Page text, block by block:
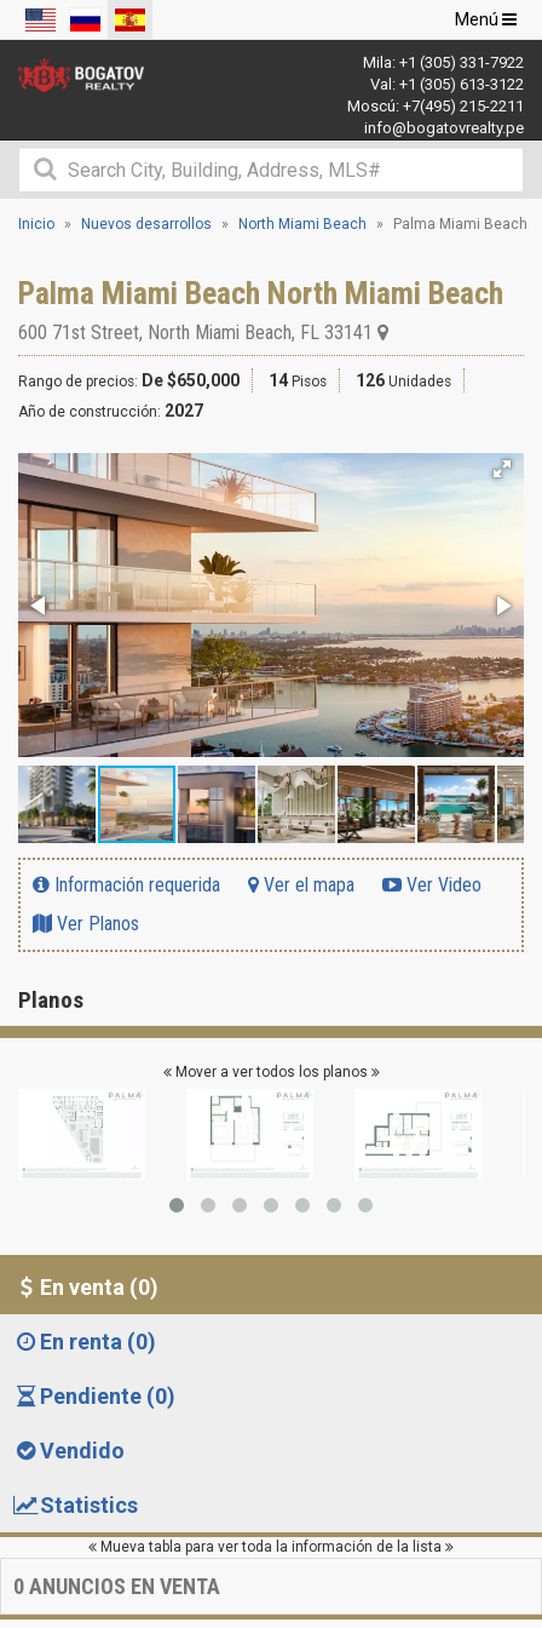
Navegación
de
palanca
Menú
Mila: +1 (305) 331-7922
Val: +1 (305) 613-3122
Moscú: +7(495) 215-2211
info@bogatovrealty.pe
Inicio Nuevos desarrollos North Miami Beach Palma Miami Beach
Palma Miami Beach North Miami Beach
600 71st Street, North Miami Beach, FL 33141
Rango de precios: De $650,000 14 Pisos 126 Unidades
Año de construcción: 2027
Información requerida Ver el mapa
Ver Video
Ver Planos
Planos
Mover a ver todos los planos
En venta (0)
En renta (0)
Pendiente (0)
Vendido
Statistics
Mueva tabla para ver toda la información de la lista
0ANUNCIOS EN VENTA